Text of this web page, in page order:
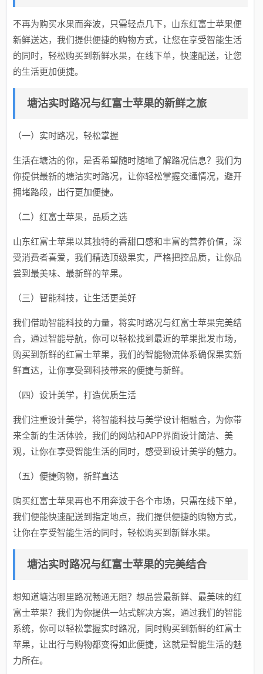
不再为购买水果而奔波，只需轻点几下，山东红富士苹果便
新鲜送达，我们提供便捷的购物方式，让您在享受智能生活
的同时，轻松购买到新鲜水果，在线下单，快速配送，让您
的生活更加便捷。
塘沽实时路况与红富士苹果的新鲜之旅
（一）实时路况，轻松掌握
生活在塘沽的你，是否希望随时随地了解路况信息？我们为
你提供最新的塘沽实时路况，让你轻松掌握交通情况，避开
拥堵路段，出行更加便捷。
（二）红富士苹果，品质之选
山东红富士苹果以其独特的香甜口感和丰富的营养价值，深
受消费者喜爱，我们精选顶级果实，严格把控品质，让你品
尝到最美味、最新鲜的苹果。
（三）智能科技，让生活更美好
我们借助智能科技的力量，将实时路况与红富士苹果完美结
合，通过智能导航，你可以轻松找到最近的苹果批发市场，
购买到新鲜的红富士苹果，我们的智能物流体系确保果实新
鲜直达，让你享受到科技带来的便捷与新鲜。
（四）设计美学，打造优质生活
我们注重设计美学，将智能科技与美学设计相融合，为你带
来全新的生活体验，我们的网站和APP界面设计简洁、美
观，让你在享受智能生活的同时，感受到设计美学的魅力。
（五）便捷购物，新鲜直达
购买红富士苹果再也不用奔波于各个市场，只需在线下单，
我们便能快速配送到指定地点，我们提供便捷的购物方式，
让你在享受智能生活的同时，轻松购买到新鲜水果。
塘沽实时路况与红富士苹果的完美结合
想知道塘沽哪里路况畅通无阻？想品尝最新鲜、最美味的红
富士苹果？我们为你提供一站式解决方案，通过我们的智能
系统，你可以轻松掌握实时路况，同时购买到新鲜的红富士
苹果，让出行与购物都变得如此便捷，这就是智能生活的魅
力所在。